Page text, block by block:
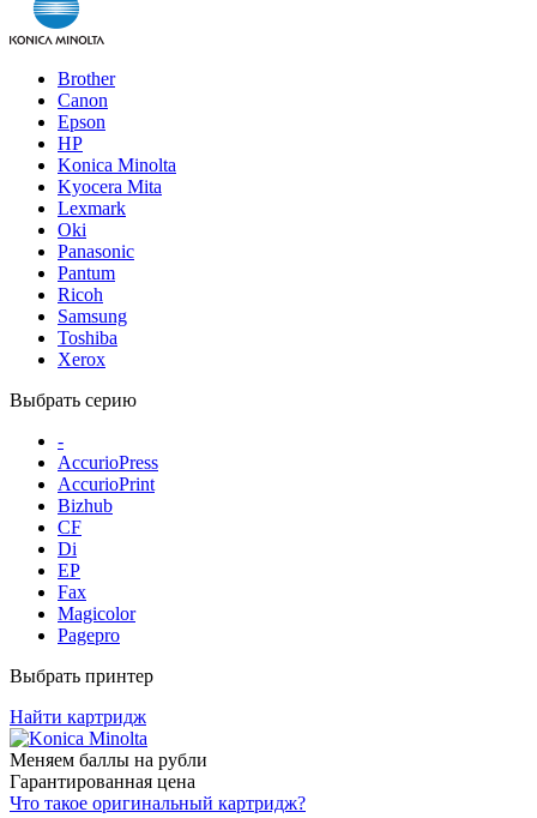
Brother
Canon
Epson
HP
Konica Minolta
Kyocera Mita
Lexmark
Oki
Panasonic
Pantum
Ricoh
Samsung
Toshiba
Xerox
Выбрать серию
-
AccurioPress
AccurioPrint
Bizhub
CF
Di
EP
Fax
Magicolor
Pagepro
Выбрать принтер
Найти картридж
Меняем баллы на рубли
Гарантированная цена
Что такое оригинальный картридж?